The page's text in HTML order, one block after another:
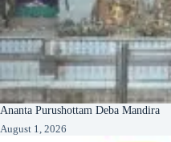
Ananta Purushottam Deba Mandira
August 1, 2026